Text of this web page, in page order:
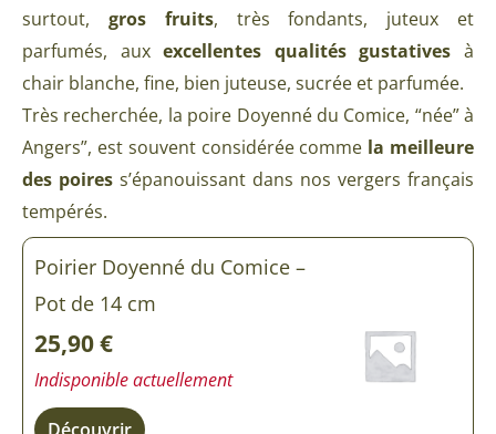
surtout, gros fruits, très fondants, juteux et
parfumés, auxexcellentes qualités gustatives à
chair blanche, fine, bien juteuse, sucrée et parfumée.
Très recherchée, la poire Doyenné du Comice, “née” à
Angers”, est souvent considérée comme la meilleure
des poires s’épanouissant dans nos vergers français
tempérés.
Poirier Doyenné du Comice –
Pot de 14 cm
25,90€
Indisponible actuellement
de
Doyenné
du
Comice